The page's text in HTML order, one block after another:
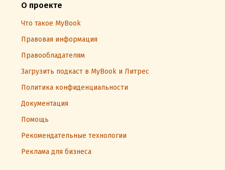
О проекте
Что такое MyBook
Правовая информация
Правообладателям
Загрузить подкаст в MyBook и Литрес
Политика конфиденциальности
Документация
Помощь
Рекомендательные технологии
Реклама для бизнеса